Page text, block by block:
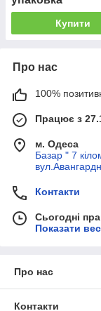
Купити
Про нас
100%
Працює з
м. Одеса
Базар " 7
Контакти
Сьогодні
Показати
Про нас
Контакти